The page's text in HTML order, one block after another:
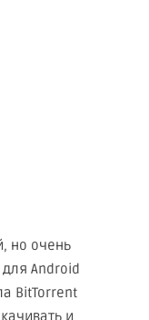
но очень
Android
BitTorrent
и